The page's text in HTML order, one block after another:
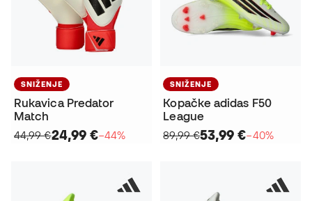
SNIŽENJE
Rukavica Predator
Match
44,99 €24,99 €−44%
SNIŽENJE
Kopačke adidas F50
League
89,99 €53,99 €−40%